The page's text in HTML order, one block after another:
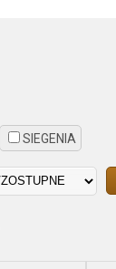
SIEGENIA